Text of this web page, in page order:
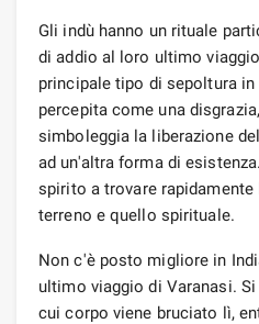
Gli indù hanno un rituale
di addio al loro ultimo
principale tipo di sepoltura
percepita come una
simboleggia la liberazione
ad un'altra forma di
spirito a trovare
terreno e quello spirituale.
Non c'è posto migliore in
ultimo viaggio di Varanasi.
cui corpo viene bruciato lì,